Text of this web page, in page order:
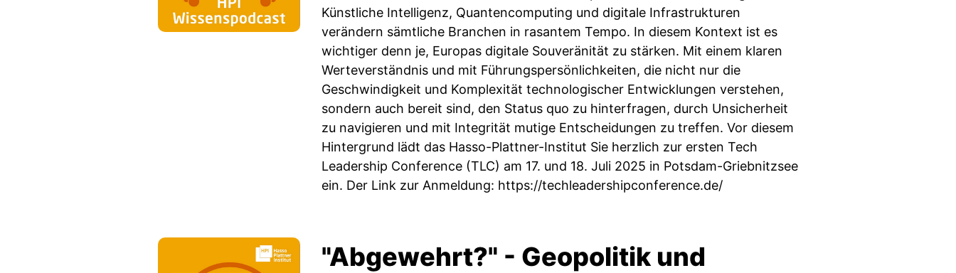
Künstliche Intelligenz, Quantencomputing und digitale Infrastrukturen
verändern sämtliche Branchen in rasantem Tempo. In diesem Kontext ist es
wichtiger denn je, Europas digitale Souveränität zu stärken. Mit einem klaren
Werteverständnis und mit Führungspersönlichkeiten, die nicht nur die
Geschwindigkeit und Komplexität technologischer Entwicklungen verstehen,
sondern auch bereit sind, den Status quo zu hinterfragen, durch Unsicherheit
zu navigieren und mit Integrität mutige Entscheidungen zu treffen. Vor diesem
Hintergrund lädt das Hasso-Plattner-Institut Sie herzlich zur ersten Tech
Leadership Conference (TLC) am 17. und 18. Juli 2025 in Potsdam-Griebnitzsee
ein. Der Link zur Anmeldung: https://techleadershipconference.de/
"Abgewehrt?" - Geopolitik und